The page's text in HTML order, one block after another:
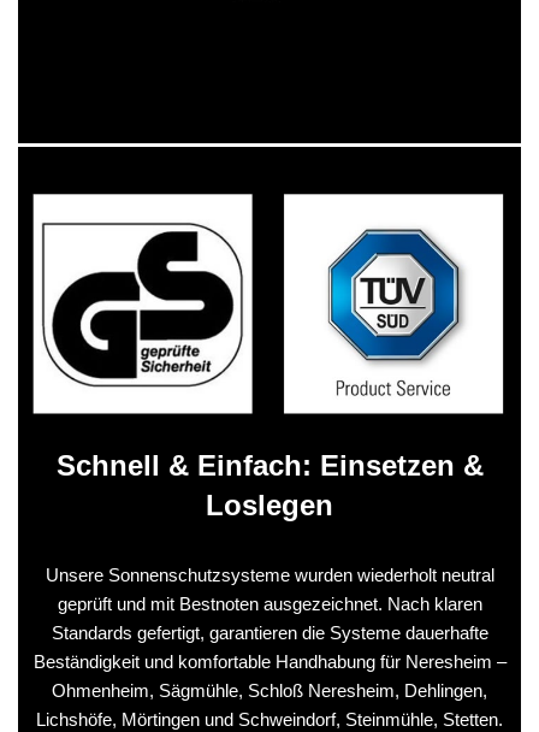
Schnell & Einfach: Einsetzen &
Loslegen
Unsere Sonnenschutzsysteme wurden wiederholt neutral
geprüft und mit Bestnoten ausgezeichnet. Nach klaren
Standards gefertigt, garantieren die Systeme dauerhafte
Beständigkeit und komfortable Handhabung für Neresheim –
Ohmenheim, Sägmühle, Schloß Neresheim, Dehlingen,
Lichshöfe, Mörtingen und Schweindorf, Steinmühle, Stetten.